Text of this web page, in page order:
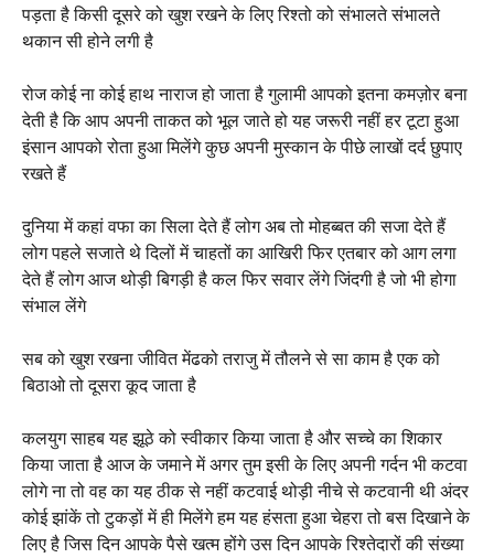
पड़ता है किसी दूसरे को खुश रखने के लिए रिश्तो को संभालते संभालते
थकान सी होने लगी है
रोज कोई ना कोई हाथ नाराज हो जाता है गुलामी आपको इतना कमज़ोर बना
देती है कि आप अपनी ताकत को भूल जाते हो यह जरूरी नहीं हर टूटा हुआ
इंसान आपको रोता हुआ मिलेंगे कुछ अपनी मुस्कान के पीछे लाखों दर्द छुपाए
रखते हैं
दुनिया में कहां वफा का सिला देते हैं लोग अब तो मोहब्बत की सजा देते हैं
लोग पहले सजाते थे दिलों में चाहतों का आखिरी फिर एतबार को आग लगा
देते हैं लोग आज थोड़ी बिगड़ी है कल फिर सवार लेंगे जिंदगी है जो भी होगा
संभाल लेंगे
सब को खुश रखना जीवित मेंढको तराजु में तौलने से सा काम है एक को
बिठाओ तो दूसरा कूद जाता है
कलयुग साहब यह झूठे को स्वीकार किया जाता है और सच्चे का शिकार
किया जाता है आज के जमाने में अगर तुम इसी के लिए अपनी गर्दन भी कटवा
लोगे ना तो वह का यह ठीक से नहीं कटवाई थोड़ी नीचे से कटवानी थी अंदर
कोई झांकें तो टुकड़ों में ही मिलेंगे हम यह हंसता हुआ चेहरा तो बस दिखाने के
लिए है जिस दिन आपके पैसे खत्म होंगे उस दिन आपके रिश्तेदारों की संख्या